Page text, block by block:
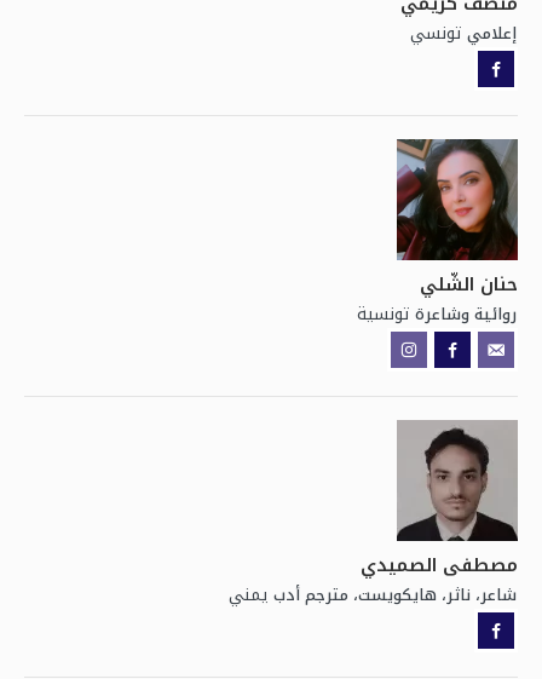
إعلامي تونسي
حنان الشّلي
روائية وشاعرة تونسية
مصطفى الصميدي
شاعر، ناثر، هايكويست، مترجم أدب يمني